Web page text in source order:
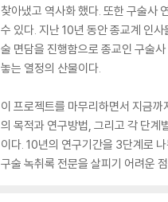
찾아냈고 역사화 했다. 또한 구술사
수 있다. 지난 10년 동안 종교계
술 면담을 진행함으로 종교인 구술
놓는 열정의 산물이다.
이 프로젝트를 마무리하면서 지금
의 목적과 연구방법, 그리고 각 단계
이다. 10년의 연구기간을 3단계로
구술 녹취록 전문을 살피기 어려운